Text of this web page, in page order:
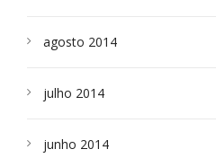
agosto 2014
julho 2014
junho 2014